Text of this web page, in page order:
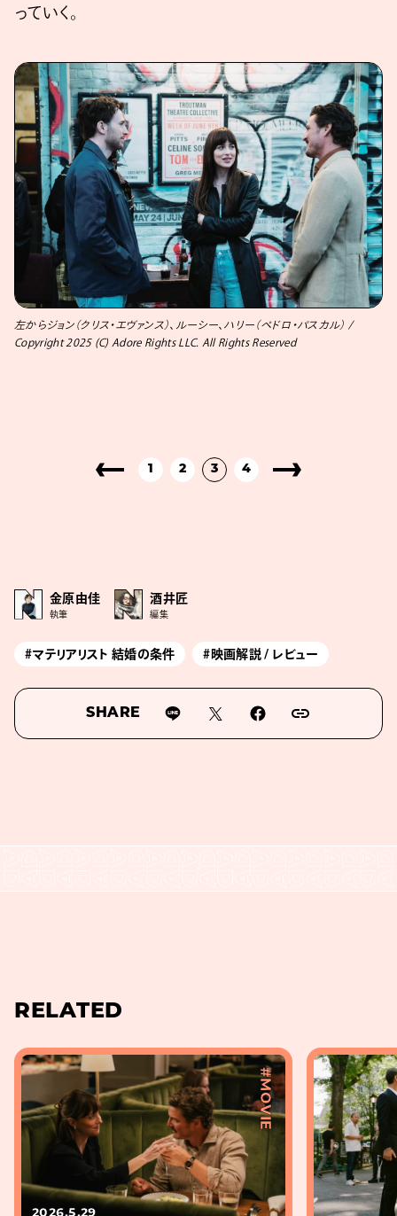
っていく。
左からジョン（クリス・エヴァンス）、ルーシー、ハリー（ペドロ・パスカル） /
Copyright 2025 (C) Adore Rights LLC. All Rights Reserved
1 2 3 4
金原由佳
執筆
酒井匠
編集
#マテリアリスト 結婚の条件 #映画解説 / レビュー
SHARE
RELATED
#MOVIE